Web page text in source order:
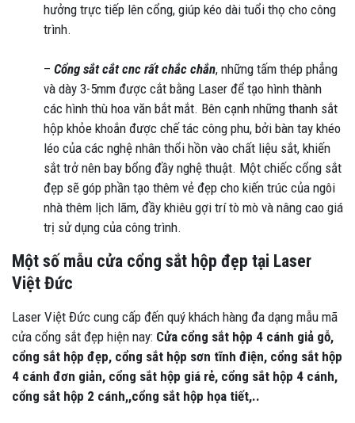
hưởng trực tiếp lên cổng, giúp kéo dài tuổi thọ cho công
trình.
– Cổng sắt cắt cnc rất chắc chắn, những tấm thép phẳng
và dày 3-5mm được cắt bằng Laser để tạo hình thành
các hình thù hoa văn bắt mắt. Bên cạnh những thanh sắt
hộp khỏe khoắn được chế tác công phu, bởi bàn tay khéo
léo của các nghệ nhân thổi hồn vào chất liệu sắt, khiến
sắt trở nên bay bổng đầy nghệ thuật. Một chiếc cổng sắt
đẹp sẽ góp phần tạo thêm vẻ đẹp cho kiến trúc của ngôi
nhà thêm lịch lãm, đầy khiêu gợi trí tò mò và nâng cao giá
trị sử dụng của công trình.
Một số mẫu cửa cổng sắt hộp đẹp tại Laser
Việt Đức
Laser Việt Đức cung cấp đến quý khách hàng đa dạng mẫu mã
cửa cổng sắt đẹp hiện nay: Cửa cổng sắt hộp 4 cánh giả gỗ,
cổng sắt hộp đẹp, cổng sắt hộp sơn tĩnh điện, cổng sắt hộp
4 cánh đơn giản, cổng sắt hộp giá rẻ, cổng sắt hộp 4 cánh,
cổng sắt hộp 2 cánh,,cổng sắt hộp họa tiết,..